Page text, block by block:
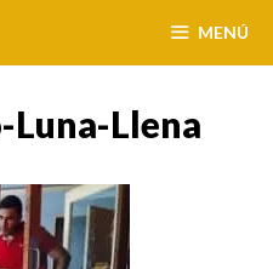
MENÚ
Llena